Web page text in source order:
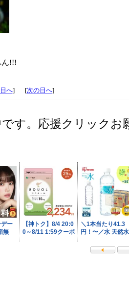
ん!!!
へ] [次の日へ]
す。応援クリックお